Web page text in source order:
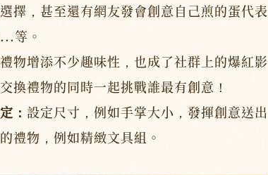
擇，甚至還有網友發會創意自己煎的蛋代表
等。
物增添不少趣味性，也成了社群上的爆紅影
換禮物的同時一起挑戰誰最有創意！
： 設定尺寸，例如手掌大小，發揮創意送出
禮物，例如精緻文具組。